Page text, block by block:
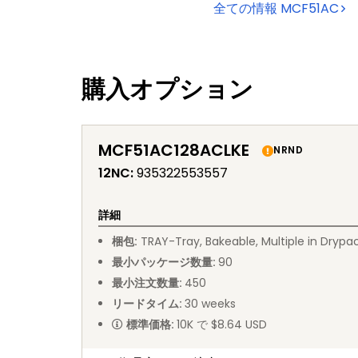
全ての情報 MCF51AC
購入オプション
MCF51AC128ACLKE NRND
12NC:935322553557
詳細
梱包: TRAY-Tray, Bakeable, Multiple in
最小パッケージ数量: 90
最小注文数量: 450
リードタイム: 30 weeks
標準価格: 10K で $8.64 USD